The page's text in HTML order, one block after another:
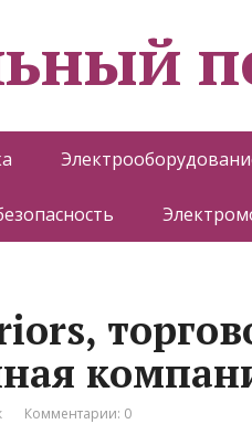
Комментарии: 0